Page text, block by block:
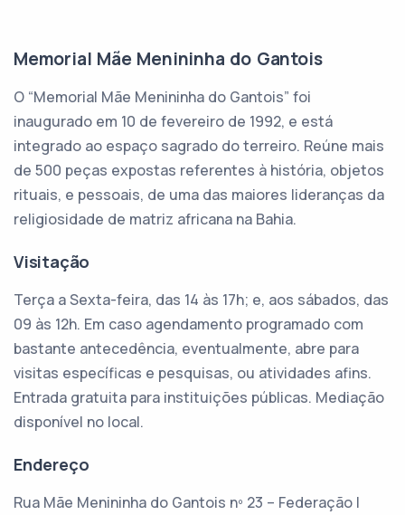
Memorial Mãe Menininha do Gantois
O “Memorial Mãe Menininha do Gantois” foi
inaugurado em 10 de fevereiro de 1992, e está
integrado ao espaço sagrado do terreiro. Reúne mais
de 500 peças expostas referentes à história, objetos
rituais, e pessoais, de uma das maiores lideranças da
religiosidade de matriz africana na Bahia.
Visitação
Terça a Sexta-feira, das 14 às 17h; e, aos sábados, das
09 às 12h. Em caso agendamento programado com
bastante antecedência, eventualmente, abre para
visitas específicas e pesquisas, ou atividades afins.
Entrada gratuita para instituições públicas. Mediação
disponível no local.
Endereço
Rua Mãe Menininha do Gantois nº 23 – Federação |